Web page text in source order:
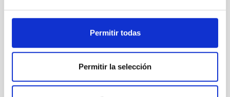
Permitir todas
Permitir la selección
talent.